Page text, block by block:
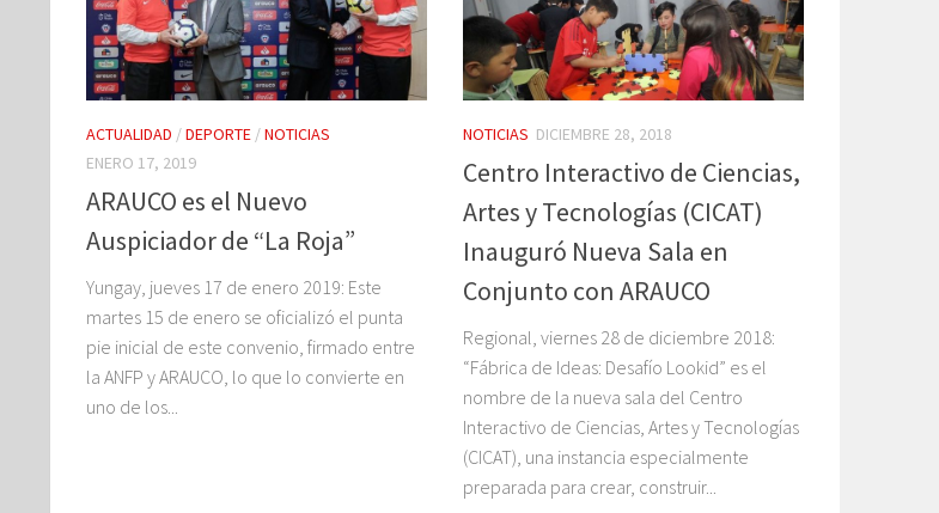
ACTUALIDAD /DEPORTE /NOTICIAS
ENERO 17, 2019
ARAUCO es el Nuevo
Auspiciador de “La Roja”
Yungay, jueves 17 de enero 2019: Este
martes 15 de enero se oficializó el punta
pie inicial de este convenio, firmado entre
la ANFP y ARAUCO, lo que lo convierte en
uno de los...
NOTICIAS DICIEMBRE 28, 2018
Centro Interactivo de Ciencias,
Artes y Tecnologías (CICAT)
Inauguró Nueva Sala en
Conjunto con ARAUCO
Regional, viernes 28 de diciembre 2018:
“Fábrica de Ideas: Desafío Lookid” es el
nombre de la nueva sala del Centro
Interactivo de Ciencias, Artes y Tecnologías
(CICAT), una instancia especialmente
preparada para crear, construir...